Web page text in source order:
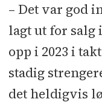
– Det var god
lagt ut for salg
opp i 2023 i
stadig
det heldigvis